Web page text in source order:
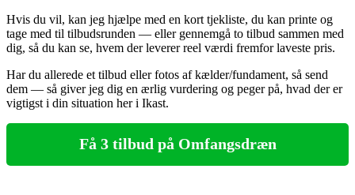
Hvis du vil, kan jeg hjælpe med en kort tjekliste, du kan printe og
tage med til tilbudsrunden — eller gennemgå to tilbud sammen med
dig, så du kan se, hvem der leverer reel værdi fremfor laveste pris.
Har du allerede et tilbud eller fotos af kælder/fundament, så send
dem — så giver jeg dig en ærlig vurdering og peger på, hvad der er
vigtigst i din situation her i Ikast.
Få 3 tilbud på Omfangsdræn